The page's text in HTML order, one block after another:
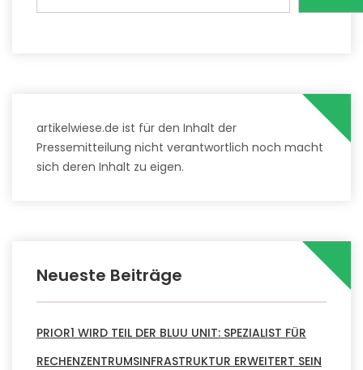
artikelwiese.de ist für den Inhalt der
Pressemitteilung nicht verantwortlich noch macht
sich deren Inhalt zu eigen.
Neueste Beiträge
PRIOR1 WIRD TEIL DER BLUU UNIT: SPEZIALIST FÜR
RECHENZENTRUMSINFRASTRUKTUR ERWEITERT SEIN